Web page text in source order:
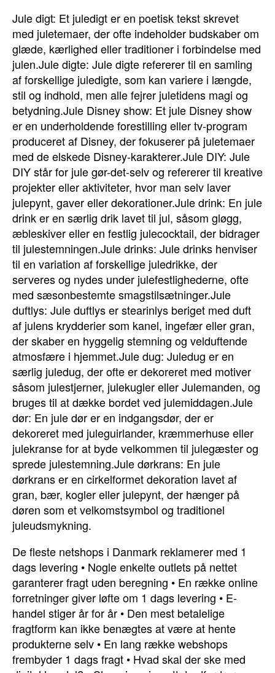
Jule digt: Et juledigt er en poetisk tekst skrevet
med juletemaer, der ofte indeholder budskaber om
glæde, kærlighed eller traditioner i forbindelse med
julen.Jule digte: Jule digte refererer til en samling
af forskellige juledigte, som kan variere i længde,
stil og indhold, men alle fejrer juletidens magi og
betydning.Jule Disney show: Et jule Disney show
er en underholdende forestilling eller tv-program
produceret af Disney, der fokuserer på juletemaer
med de elskede Disney-karakterer.Jule DIY: Jule
DIY står for jule gør-det-selv og refererer til kreative
projekter eller aktiviteter, hvor man selv laver
julepynt, gaver eller dekorationer.Jule drink: En jule
drink er en særlig drik lavet til jul, såsom gløgg,
æbleskiver eller en festlig julecocktail, der bidrager
til julestemningen.Jule drinks: Jule drinks henviser
til en variation af forskellige juledrikke, der
serveres og nydes under julefestlighederne, ofte
med sæsonbestemte smagstilsætninger.Jule
duftlys: Jule duftlys er stearinlys beriget med duft
af julens krydderier som kanel, ingefær eller gran,
der skaber en hyggelig stemning og velduftende
atmosfære i hjemmet.Jule dug: Juledug er en
særlig juledug, der ofte er dekoreret med motiver
såsom julestjerner, julekugler eller Julemanden, og
bruges til at dække bordet ved julemiddagen.Jule
dør: En jule dør er en indgangsdør, der er
dekoreret med juleguirlander, kræmmerhuse eller
julekranse for at byde velkommen til julegæster og
sprede julestemning.Jule dørkrans: En jule
dørkrans er en cirkelformet dekoration lavet af
gran, bær, kogler eller julepynt, der hænger på
døren som et velkomstsymbol og traditionel
juleudsmykning.
De fleste netshops i Danmark reklamerer med 1
dags levering • Nogle enkelte outlets på nettet
garanterer fragt uden beregning • En række online
forretninger giver løfte om 1 dags levering • E-
handel stiger år for år • Den mest betalelige
fragtform kan ikke benægtes at være at hente
produkterne selv • En lang række webshops
frembyder 1 dags fragt • Hvad skal der ske med